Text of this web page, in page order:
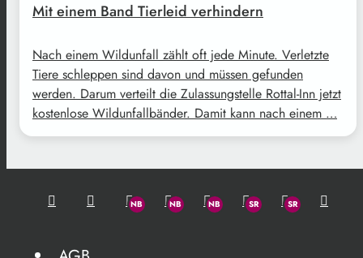
Mit einem Band Tierleid verhindern
Nach einem Wildunfall zählt oft jede Minute. Verletzte
Tiere schleppen sind davon und müssen gefunden
werden. Darum verteilt die Zulassungstelle Rottal-Inn jetzt
kostenlose Wildunfallbänder. Damit kann nach einem …